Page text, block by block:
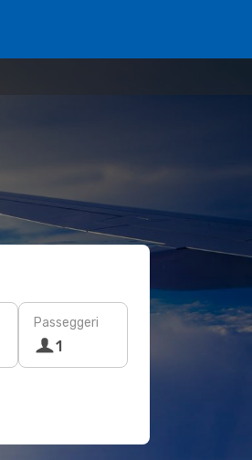
Passeggeri
1